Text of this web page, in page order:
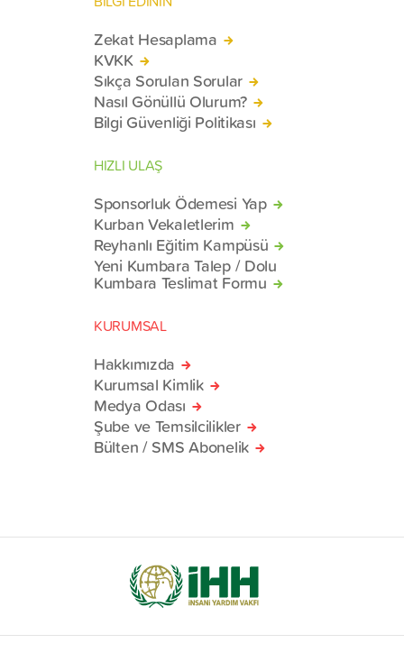
Zekat Hesaplama
KVKK
Sıkça Sorulan Sorular
Nasıl Gönüllü Olurum?
Bilgi Güvenliği Politikası
HIZLI ULAŞ
Sponsorluk Ödemesi Yap
Kurban Vekaletlerim
Reyhanlı Eğitim Kampüsü
Yeni Kumbara Talep / Dolu
Kumbara Teslimat Formu
KURUMSAL
Hakkımızda
Kurumsal Kimlik
Medya Odası
Şube ve Temsilcilikler
Bülten / SMS Abonelik